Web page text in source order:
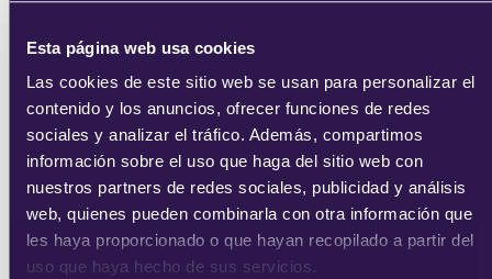
Esta página web usa cookies
Las cookies de este sitio web se usan para personalizar el
contenido y los anuncios, ofrecer funciones de redes
sociales y analizar el tráfico. Además, compartimos
información sobre el uso que haga del sitio web con
nuestros partners de redes sociales, publicidad y análisis
web, quienes pueden combinarla con otra información que
les haya proporcionado o que hayan recopilado a partir del
uso que haya hecho de sus servicios.
Contacta con nosotros
Quiero ser partner